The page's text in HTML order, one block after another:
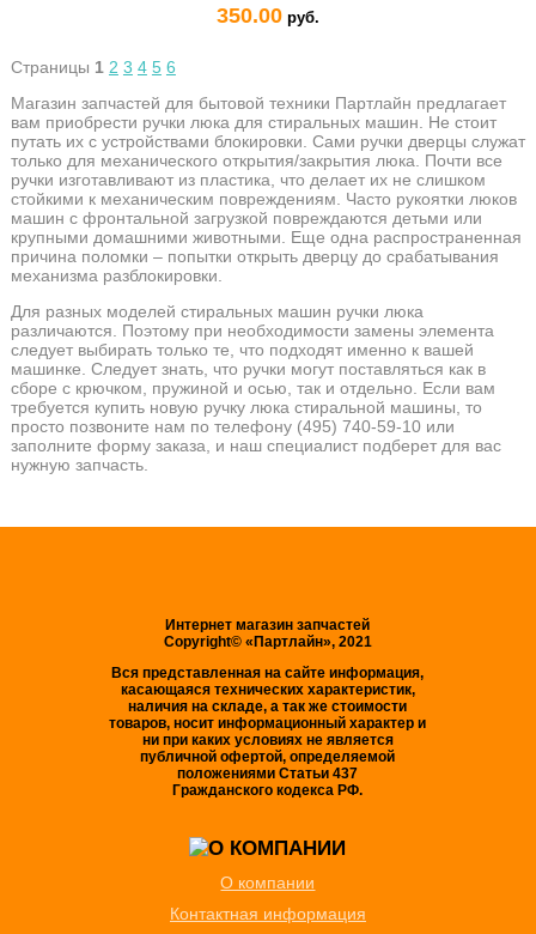
350.00руб.
Страницы 1 2 3 4 5 6
Магазин запчастей для бытовой техники Партлайн предлагает
вам приобрести ручки люка для стиральных машин. Не стоит
путать их с устройствами блокировки. Сами ручки дверцы служат
только для механического открытия/закрытия люка. Почти все
ручки изготавливают из пластика, что делает их не слишком
стойкими к механическим повреждениям. Часто рукоятки люков
машин с фронтальной загрузкой повреждаются детьми или
крупными домашними животными. Еще одна распространенная
причина поломки – попытки открыть дверцу до срабатывания
механизма разблокировки.
Для разных моделей стиральных машин ручки люка
различаются. Поэтому при необходимости замены элемента
следует выбирать только те, что подходят именно к вашей
машинке. Следует знать, что ручки могут поставляться как в
сборе с крючком, пружиной и осью, так и отдельно. Если вам
требуется купить новую ручку люка стиральной машины, то
просто позвоните нам по телефону (495) 740-59-10 или
заполните форму заказа, и наш специалист подберет для вас
нужную запчасть.
Интернет магазин запчастей
Copyright© «Партлайн», 2021
Вся представленная на сайте информация,
касающаяся технических характеристик,
наличия на складе, а так же стоимости
товаров, носит информационный характер и
ни при каких условиях не является
публичной офертой, определяемой
положениями Статьи 437
Гражданского кодекса РФ.
О компании
Контактная информация